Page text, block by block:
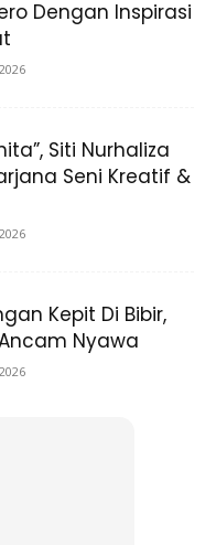
Dengan Inspirasi
Siti Nurhaliza
Seni Kreatif &
Kepit Di Bibir,
Nyawa